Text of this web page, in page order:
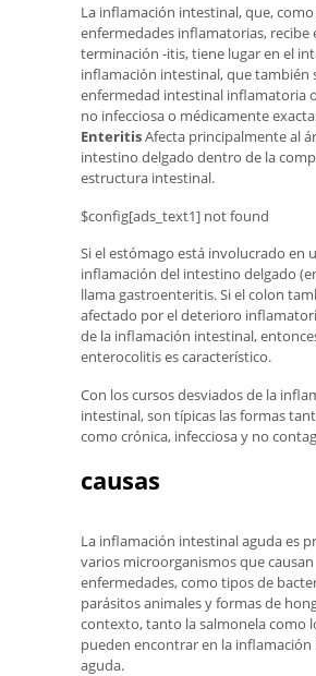
La inflamación intestinal, que,
enfermedades inflamatorias, recibe
terminación -itis, tiene lugar en el
inflamación intestinal, que también
enfermedad intestinal inflamatoria
no infecciosa o médicamente
EnteritisAfecta principalmente al
intestino delgado dentro de la
estructura intestinal.
$config[ads_text1] not found
Si el estómago está involucrado en
inflamación del intestino delgado
llama gastroenteritis. Si el colon
afectado por el deterioro
de la inflamación intestinal,
enterocolitis es característico.
Con los cursos desviados de la
intestinal, son típicas las formas
como crónica, infecciosa y no
causas
La inflamación intestinal aguda es
varios microorganismos que causan
enfermedades, como tipos de
parásitos animales y formas de
contexto, tanto la salmonela como
pueden encontrar en la
aguda.